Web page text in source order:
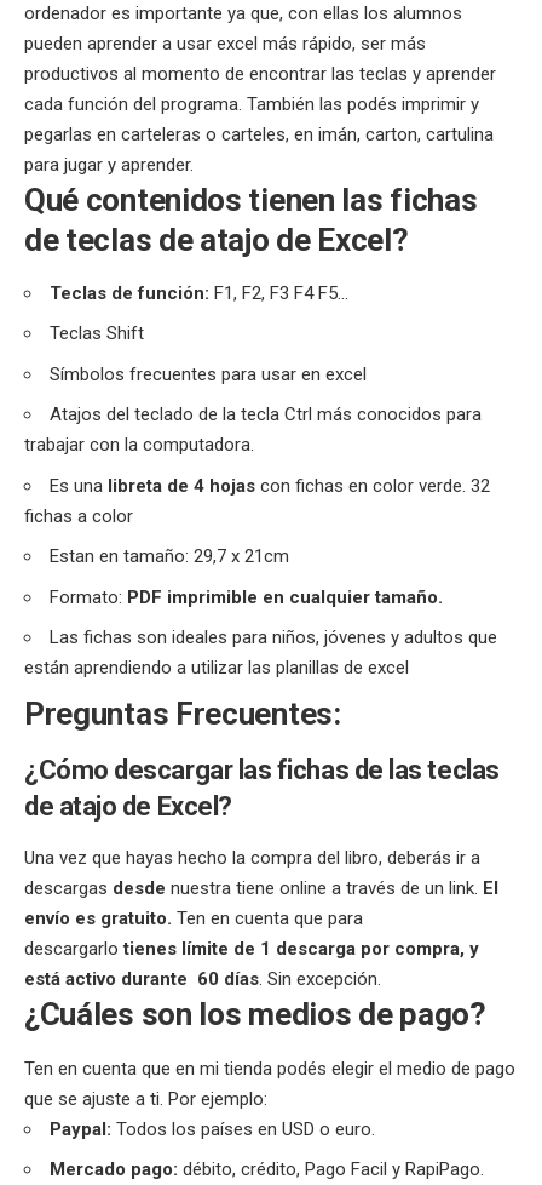
ordenador es importante ya que, con ellas los alumnos
pueden aprender a usar excel más rápido, ser más
productivos al momento de encontrar las teclas y aprender
cada función del programa. También las podés imprimir y
pegarlas en carteleras o carteles, en imán, carton, cartulina
para jugar y aprender.
Qué contenidos tienen las fichas
de teclas de atajo de Excel?
Teclas de función: F1, F2, F3 F4 F5…
Teclas Shift
Símbolos frecuentes para usar en excel
Atajos del teclado de la tecla Ctrl más conocidos para
trabajar con la computadora.
Es una libreta de 4 hojas con fichas en color verde. 32
fichas a color
Estan en tamaño: 29,7 x 21cm
Formato: PDF imprimible en cualquier tamaño.
Las fichas son ideales para niños, jóvenes y adultos que
están aprendiendo a utilizar las planillas de excel
Preguntas Frecuentes:
¿Cómo descargar las fichas de las teclas
de atajo de Excel?
Una vez que hayas hecho la compra del libro, deberás ir a
descargas desde nuestra tiene online a través de un link. El
envío es gratuito. Ten en cuenta que para
descargarlotienes límite de 1 descarga por compra, y
está activo durante 60 días. Sin excepción.
¿Cuáles son los medios de pago?
Ten en cuenta que en mi tienda podés elegir el medio de pago
que se ajuste a ti. Por ejemplo:
Paypal: Todos los países en USD o euro.
Mercado pago: débito, crédito, Pago Facil y RapiPago.